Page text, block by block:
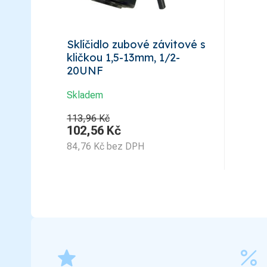
Sklíčidlo zubové závitové s
kličkou 1,5-13mm, 1/2-
20UNF
Skladem
113,96 Kč
102,56 Kč
84,76 Kč bez DPH
grade percent